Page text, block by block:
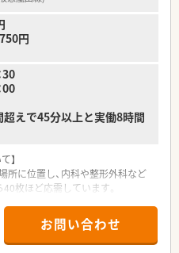
円
30
えで45分以上と実働8時間
】
に位置し、内科や整形外科など
枚ほど応需しています。
となっております。
箋をメインに受け付けており、地
勤務いただけます。
お問い合わせ